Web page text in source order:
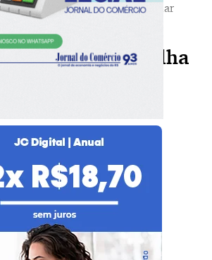
com que oscilações do dólar
o orçamento das famílias.
sua leitura, escolha